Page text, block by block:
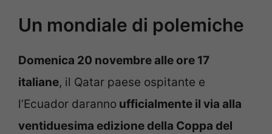
Un mondiale di polemiche
Domenica 20 novembre alle ore 17
italiane, il Qatar paese ospitante e
l’Ecuador daranno ufficialmente il via alla
ventiduesima edizione della Coppa del